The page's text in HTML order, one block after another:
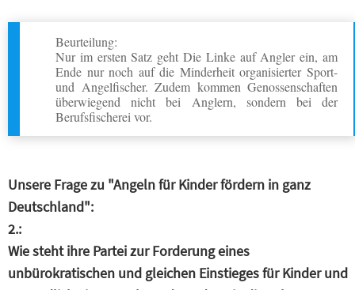
Beurteilung:
Nur im ersten Satz geht Die Linke auf Angler ein, am
Ende nur noch auf die Minderheit organisierter Sport-
und Angelfischer. Zudem kommen Genossenschaften
überwiegend nicht bei Anglern, sondern bei der
Berufsfischerei vor.
Unsere Frage zu "Angeln für Kinder fördern in ganz
Deutschland":
2.:
Wie steht ihre Partei zur Forderung eines
unbürokratischen und gleichen Einstieges für Kinder und